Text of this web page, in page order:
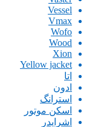
Vessel
Vmax
Wofo
Wood
Xion
Yellow jacket
اتا
ادون
استرانگ
اسکن موتور
اشرایدر